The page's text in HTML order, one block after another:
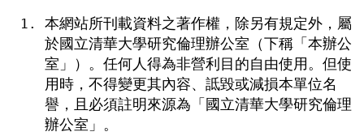
本網站所刊載資料之著作權，除另有規定外，屬
於國立清華大學研究倫理辦公室（下稱「本辦公
室」）。任何人得為非營利目的自由使用。但使
用時，不得變更其內容、詆毀或減損本單位名
譽，且必須註明來源為「國立清華大學研究倫理
辦公室」。